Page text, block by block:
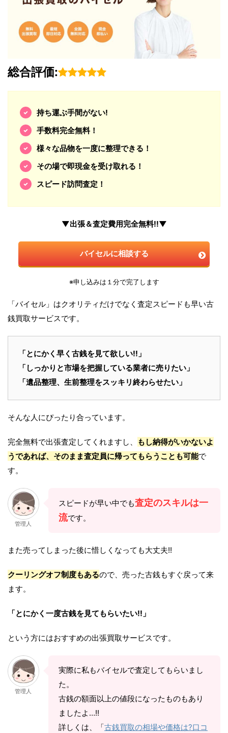
総合評価:
持ち運ぶ手間がない!
手数料完全無料！
様々な品物を一度に整理できる！
その場で即現金を受け取れる！
スピード訪問査定！
▼出張＆査定費用完全無料!!▼
バイセルに相談する
※申し込みは１分で完了します
「バイセル」はクオリティだけでなく査定スピードも早い古
銭買取サービスです。
「とにかく早く古銭を見て欲しい!!」
「しっかりと市場を把握している業者に売りたい」
「遺品整理、生前整理をスッキリ終わらせたい」
そんな人にぴったり合っています。
完全無料で出張査定してくれますし、
もし納得がいかないよ
うであれば、そのまま査定員に帰ってもらうことも可能で
す。
管理人
スピードが早い中でも査定のスキルは一
流です。
また売ってしまった後に惜しくなっても大丈夫!!
クーリングオフ制度もあるので、売った古銭もすぐ戻って来
ます。
「とにかく一度古銭を見てもらいたい!!」
という方にはおすすめの出張買取サービスです。
管理人
実際に私もバイセルで査定してもらいまし
た。
古銭の額面以上の値段になったものもあり
ましたよ…!!
詳しくは、「古銭買取の相場や価格は?口コ